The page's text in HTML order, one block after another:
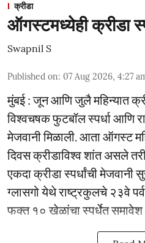
क्रीडा
ऑगस्टमध्येही क्रीडा
Swapnil S
Published on: 07 Aug 2026, 4:27
मुंबई : जून आणि जुलै महिन्यात
विश्वचषक फुटबॉल स्पर्धा आणि
मेजवानी मिळाली. आता ऑगस्ट
दिवस क्रीडाविश्व शांत असले
एकदा क्रीडा स्पर्धांची मेजवानी
ग्लासगो येथे राष्ट्रकुलचे २३वे
फक्त १० खेळांचा स्पर्धेत समावेश